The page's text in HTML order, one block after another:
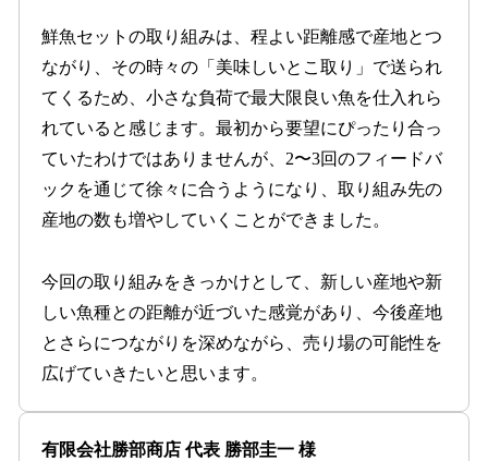
鮮魚セットの取り組みは、程よい距離感で産地とつ
ながり、その時々の「美味しいとこ取り」で送られ
てくるため、小さな負荷で最大限良い魚を仕入れら
れていると感じます。最初から要望にぴったり合っ
ていたわけではありませんが、2〜3回のフィードバ
ックを通じて徐々に合うようになり、取り組み先の
産地の数も増やしていくことができました。
今回の取り組みをきっかけとして、新しい産地や新
しい魚種との距離が近づいた感覚があり、今後産地
とさらにつながりを深めながら、売り場の可能性を
広げていきたいと思います。
有限会社勝部商店 代表 勝部圭⼀ 様